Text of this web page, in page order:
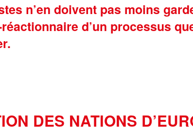
n’en doivent pas moins
d’un processus
DES NATIONS